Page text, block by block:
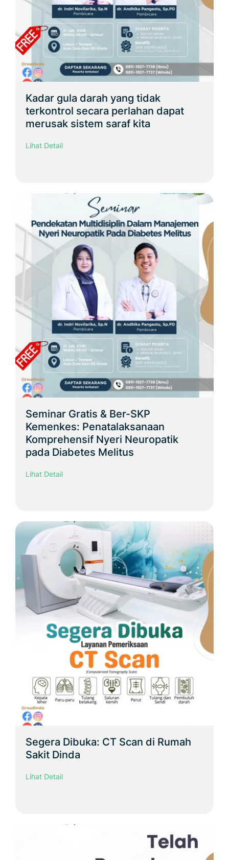
Kadar gula darah yang tidak
terkontrol secara perlahan dapat
merusak sistem saraf kita
Lihat Detail
Seminar Gratis & Ber-SKP
Kemenkes: Penatalaksanaan
Komprehensif Nyeri Neuropatik
pada Diabetes Melitus
Lihat Detail
Segera Dibuka: CT Scan di Rumah
Sakit Dinda
Lihat Detail